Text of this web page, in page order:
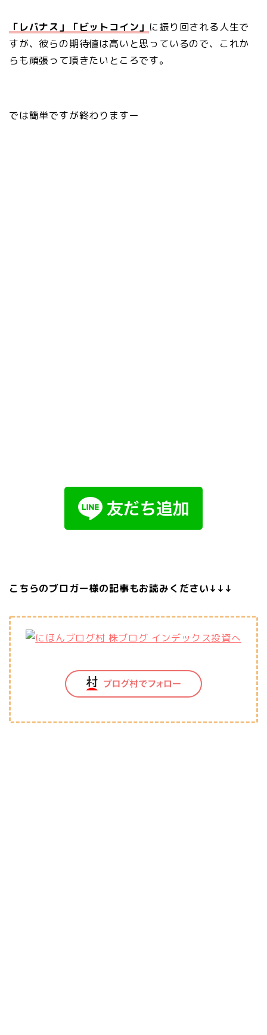
「レバナス」「ビットコイン」 に振り回される人生で
すが、彼らの期待値は高いと思っているので、これか
らも頑張って頂きたいところです。
では簡単ですが終わりますー
こちらのブロガー様の記事もお読みください↓↓↓